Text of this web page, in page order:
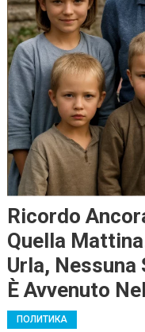
Ricordo
Quella
Urla,
È Avvenuto
ПОЛИТИКА